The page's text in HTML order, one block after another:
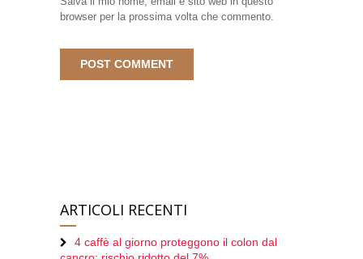
browser per la prossima volta che commento.
ARTICOLI RECENTI
4 caffè al giorno proteggono il colon dal